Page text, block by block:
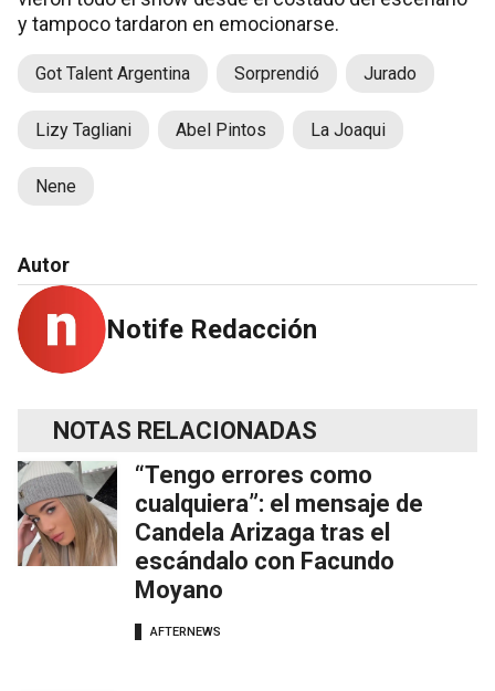
y tampoco tardaron en emocionarse.
Got Talent Argentina Sorprendió Jurado
Lizy Tagliani Abel Pintos La Joaqui
Nene
Autor
Notife Redacción
NOTAS RELACIONADAS
“Tengo errores como
cualquiera”: el mensaje de
Candela Arizaga tras el
escándalo con Facundo
Moyano
AFTERNEWS